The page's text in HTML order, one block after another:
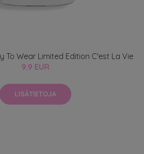
To Wear Limited Edition C'est La Vie
9.9 EUR
LISÄTIETOJA